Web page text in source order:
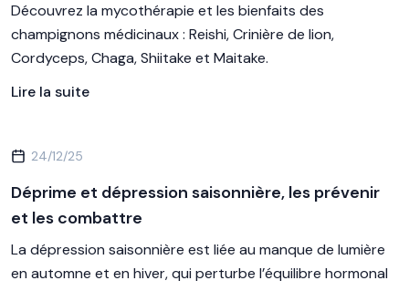
Découvrez la mycothérapie et les bienfaits des
champignons médicinaux : Reishi, Crinière de lion,
Cordyceps, Chaga, Shiitake et Maitake.
Lire la suite
24/12/25
Déprime et dépression saisonnière, les prévenir
et les combattre
La dépression saisonnière est liée au manque de lumière
en automne et en hiver, qui perturbe l’équilibre hormonal